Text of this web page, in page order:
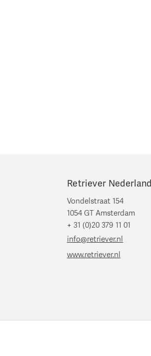
Retriever Nederland
Vondelstraat 154
1054 GT Amsterdam
+ 31 (0)20 379 11 01
info@retriever.nl
www.retriever.nl